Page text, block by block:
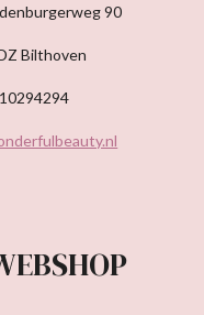
90
Bilthoven